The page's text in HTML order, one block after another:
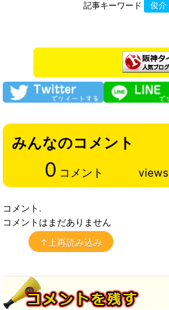
記事キーワード 俊介
みんなのコメント
0 コメント views
コメント.
コメントはまだありません
↑上再読み込み